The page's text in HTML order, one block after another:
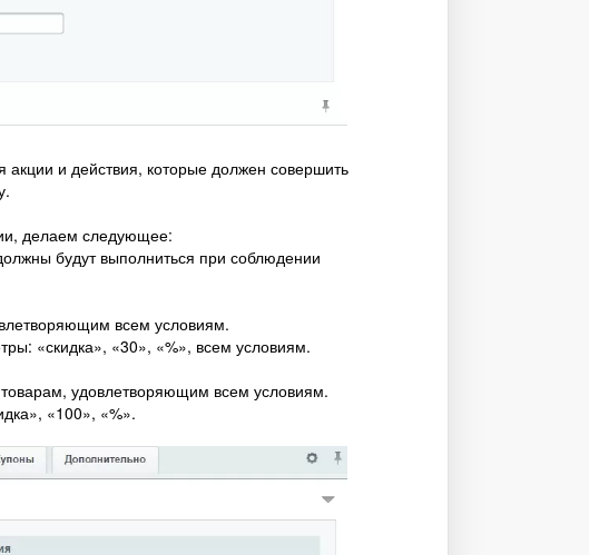
акции и действия, которые должен совершить
делаем следующее:
будут выполниться при соблюдении
всем условиям.
«скидка», «30», «%», всем условиям.
товарам, удовлетворяющим всем условиям.
«100», «%».